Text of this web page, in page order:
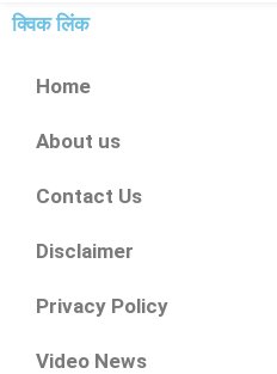
क्विक लिंक
Home
About us
Contact Us
Disclaimer
Privacy Policy
Video News